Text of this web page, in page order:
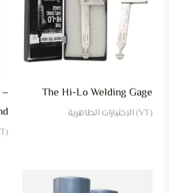
The Hi-Lo Welding Gage
(VT) الاختبارات الظاهرية
(VT) الاختبارات الظاهرية